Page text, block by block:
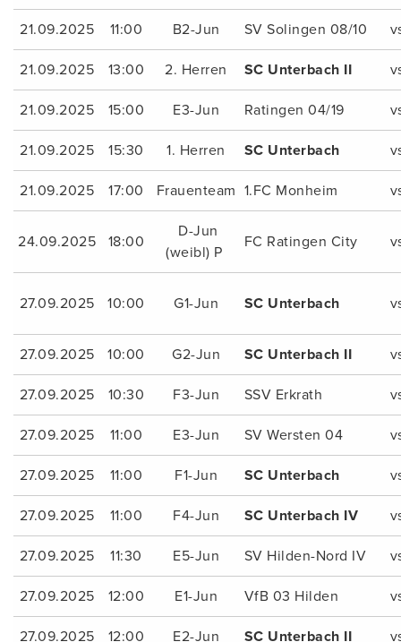
21.09.2025 11:00 B2-Jun SV Solingen 08/10
21.09.2025 13:00 2. Herren SC Unterbach II
21.09.2025 15:00 E3-Jun Ratingen 04/19
21.09.2025 15:30 1. Herren SC Unterbach
21.09.2025 17:00 Frauenteam 1.FC Monheim
24.09.2025 18:00
D-Jun
(weibl) P
FC Ratingen City
27.09.2025 10:00 G1-Jun SC Unterbach
27.09.2025 10:00 G2-Jun SC Unterbach II
27.09.2025 10:30 F3-Jun SSV Erkrath
27.09.2025 11:00 E3-Jun SV Wersten 04
27.09.2025 11:00 F1-Jun SC Unterbach
27.09.2025 11:00 F4-Jun SC Unterbach IV
27.09.2025 11:30 E5-Jun SV Hilden-Nord IV
27.09.2025 12:00 E1-Jun VfB 03 Hilden
27.09.2025 12:00 E2-Jun SC Unterbach II